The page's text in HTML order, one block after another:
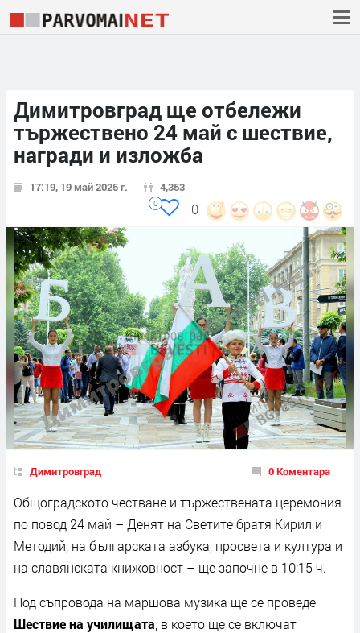
Димитровград ще отбележи
тържествено 24 май с шествие,
награди и изложба
17:19, 19 май 2025 г. 4,353
0
0
Димитровград 0 Коментара
Общоградското честване и тържествената церемония
по повод 24 май – Денят на Светите братя Кирил и
Методий, на българската азбука, просвета и култура и
на славянската книжовност – ще започне в 10:15 ч.
Под съпровода на маршова музика ще се проведе
Шествие на училищата , в което ще се включат